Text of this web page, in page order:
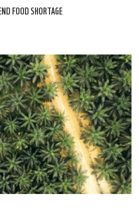
FOOD SHORTAGE